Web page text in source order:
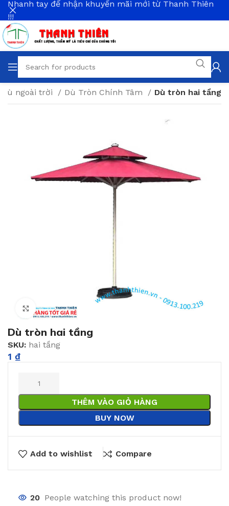
dù ngoài trời Dù Tròn Chính Tâm Dù tròn hai tầng
Click to enlarge
Dù tròn hai tầng
SKU: hai tầng
1 ₫
THÊM VÀO GIỎ HÀNG
BUY NOW
Add to wishlist Compare
20 People watching this product now!
Nhanh tay để nhận khuyến mãi mới từ Thanh Thiên
!!!